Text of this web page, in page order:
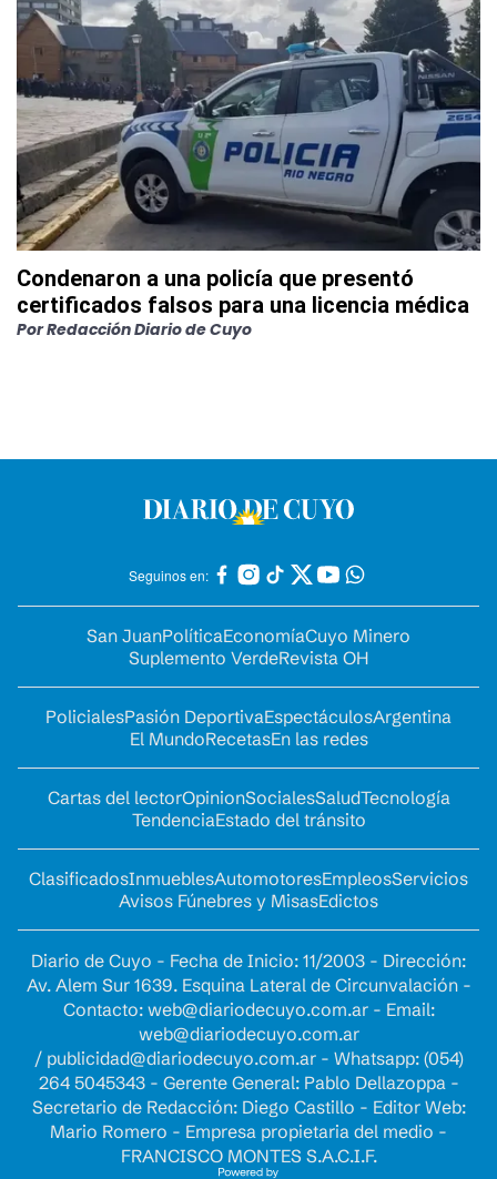
Condenaron a una policía que presentó
certificados falsos para una licencia médica
PorRedacción Diario de Cuyo
Seguinos en:
San JuanPolíticaEconomíaCuyo Minero
Suplemento VerdeRevista OH
PolicialesPasión DeportivaEspectáculosArgentina
El MundoRecetasEn las redes
Cartas del lectorOpinionSocialesSaludTecnología
TendenciaEstado del tránsito
ClasificadosInmueblesAutomotoresEmpleosServicios
Avisos Fúnebres y MisasEdictos
Diario de Cuyo - Fecha de Inicio: 11/2003 - Dirección:
Av. Alem Sur 1639. Esquina Lateral de Circunvalación -
Contacto: web@diariodecuyo.com.ar- Email:
web@diariodecuyo.com.ar
/ publicidad@diariodecuyo.com.ar- Whatsapp: (054)
264 5045343 - Gerente General: Pablo Dellazoppa -
Secretario de Redacción: Diego Castillo - Editor Web:
Mario Romero - Empresa propietaria del medio -
FRANCISCO MONTES S.A.C.I.F.